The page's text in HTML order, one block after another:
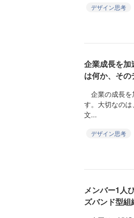
デザイン思考
企業成長を
は何か、そ
企業の成長を
す。大切なの
文...
デザイン思考
メンバー1人
ズバンド型